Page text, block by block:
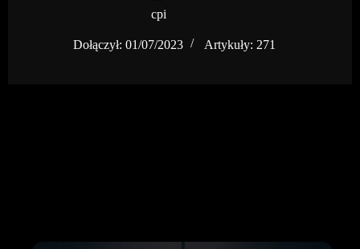
cpi
Dołączył: 01/07/2023 Artykuły: 271